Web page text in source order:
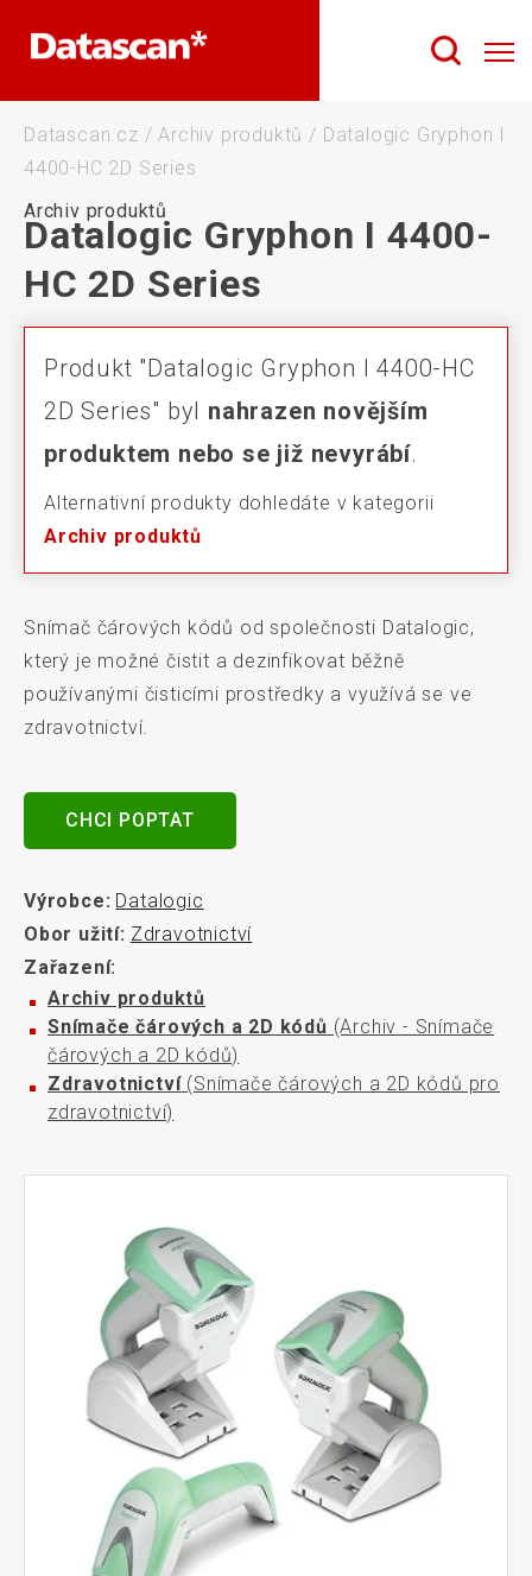
Datascan.cz / Archiv produktů / Datalogic Gryphon I
4400-HC 2D Series
Archiv produktů
Datalogic Gryphon I 4400-
HC 2D Series
Produkt "Datalogic Gryphon I 4400-HC
2D Series" byl nahrazen novějším
produktem nebo se již nevyrábí.
Alternativní produkty dohledáte v kategorii
Archiv produktů
Snímač čárových kódů od společnosti Datalogic,
který je možné čistit a dezinfikovat běžně
používanými čisticími prostředky a využívá se ve
zdravotnictví.
CHCI POPTAT
Výrobce: Datalogic
Obor užití: Zdravotnictví
Zařazení:
Archiv produktů
Snímače čárových a 2D kódů (Archiv - Snímače
čárových a 2D kódů)
Zdravotnictví(Snímače čárových a 2D kódů pro
zdravotnictví)